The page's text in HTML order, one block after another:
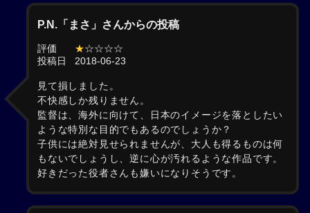
P.N.「まさ」さんからの投稿
評価 ★☆☆☆☆
投稿日
2018-06-23
見て損しました。
不快感しか残りません。
監督は、海外に向けて、日本のイメージを落としたい
ような特別な目的でもあるのでしょうか？
子供には絶対見せられませんが、大人も得るものは何
もないでしょうし、逆に心が汚れるような作品です。
好きだった役者さんも嫌いになりそうです。